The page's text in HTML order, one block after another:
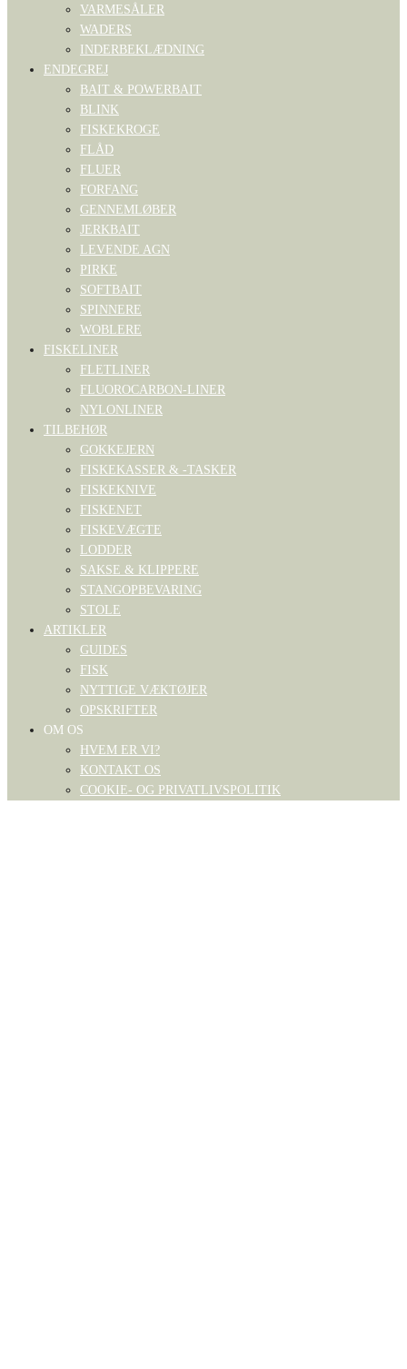
VARMESÅLER
WADERS
INDERBEKLÆDNING
ENDEGREJ
BAIT & POWERBAIT
BLINK
FISKEKROGE
FLÅD
FLUER
FORFANG
GENNEMLØBER
JERKBAIT
LEVENDE AGN
PIRKE
SOFTBAIT
SPINNERE
WOBLERE
FISKELINER
FLETLINER
FLUOROCARBON-LINER
NYLONLINER
TILBEHØR
GOKKEJERN
FISKEKASSER & -TASKER
FISKEKNIVE
FISKENET
FISKEVÆGTE
LODDER
SAKSE & KLIPPERE
STANGOPBEVARING
STOLE
ARTIKLER
GUIDES
FISK
NYTTIGE VÆKTØJER
OPSKRIFTER
OM OS
HVEM ER VI?
KONTAKT OS
COOKIE- OG PRIVATLIVSPOLITIK